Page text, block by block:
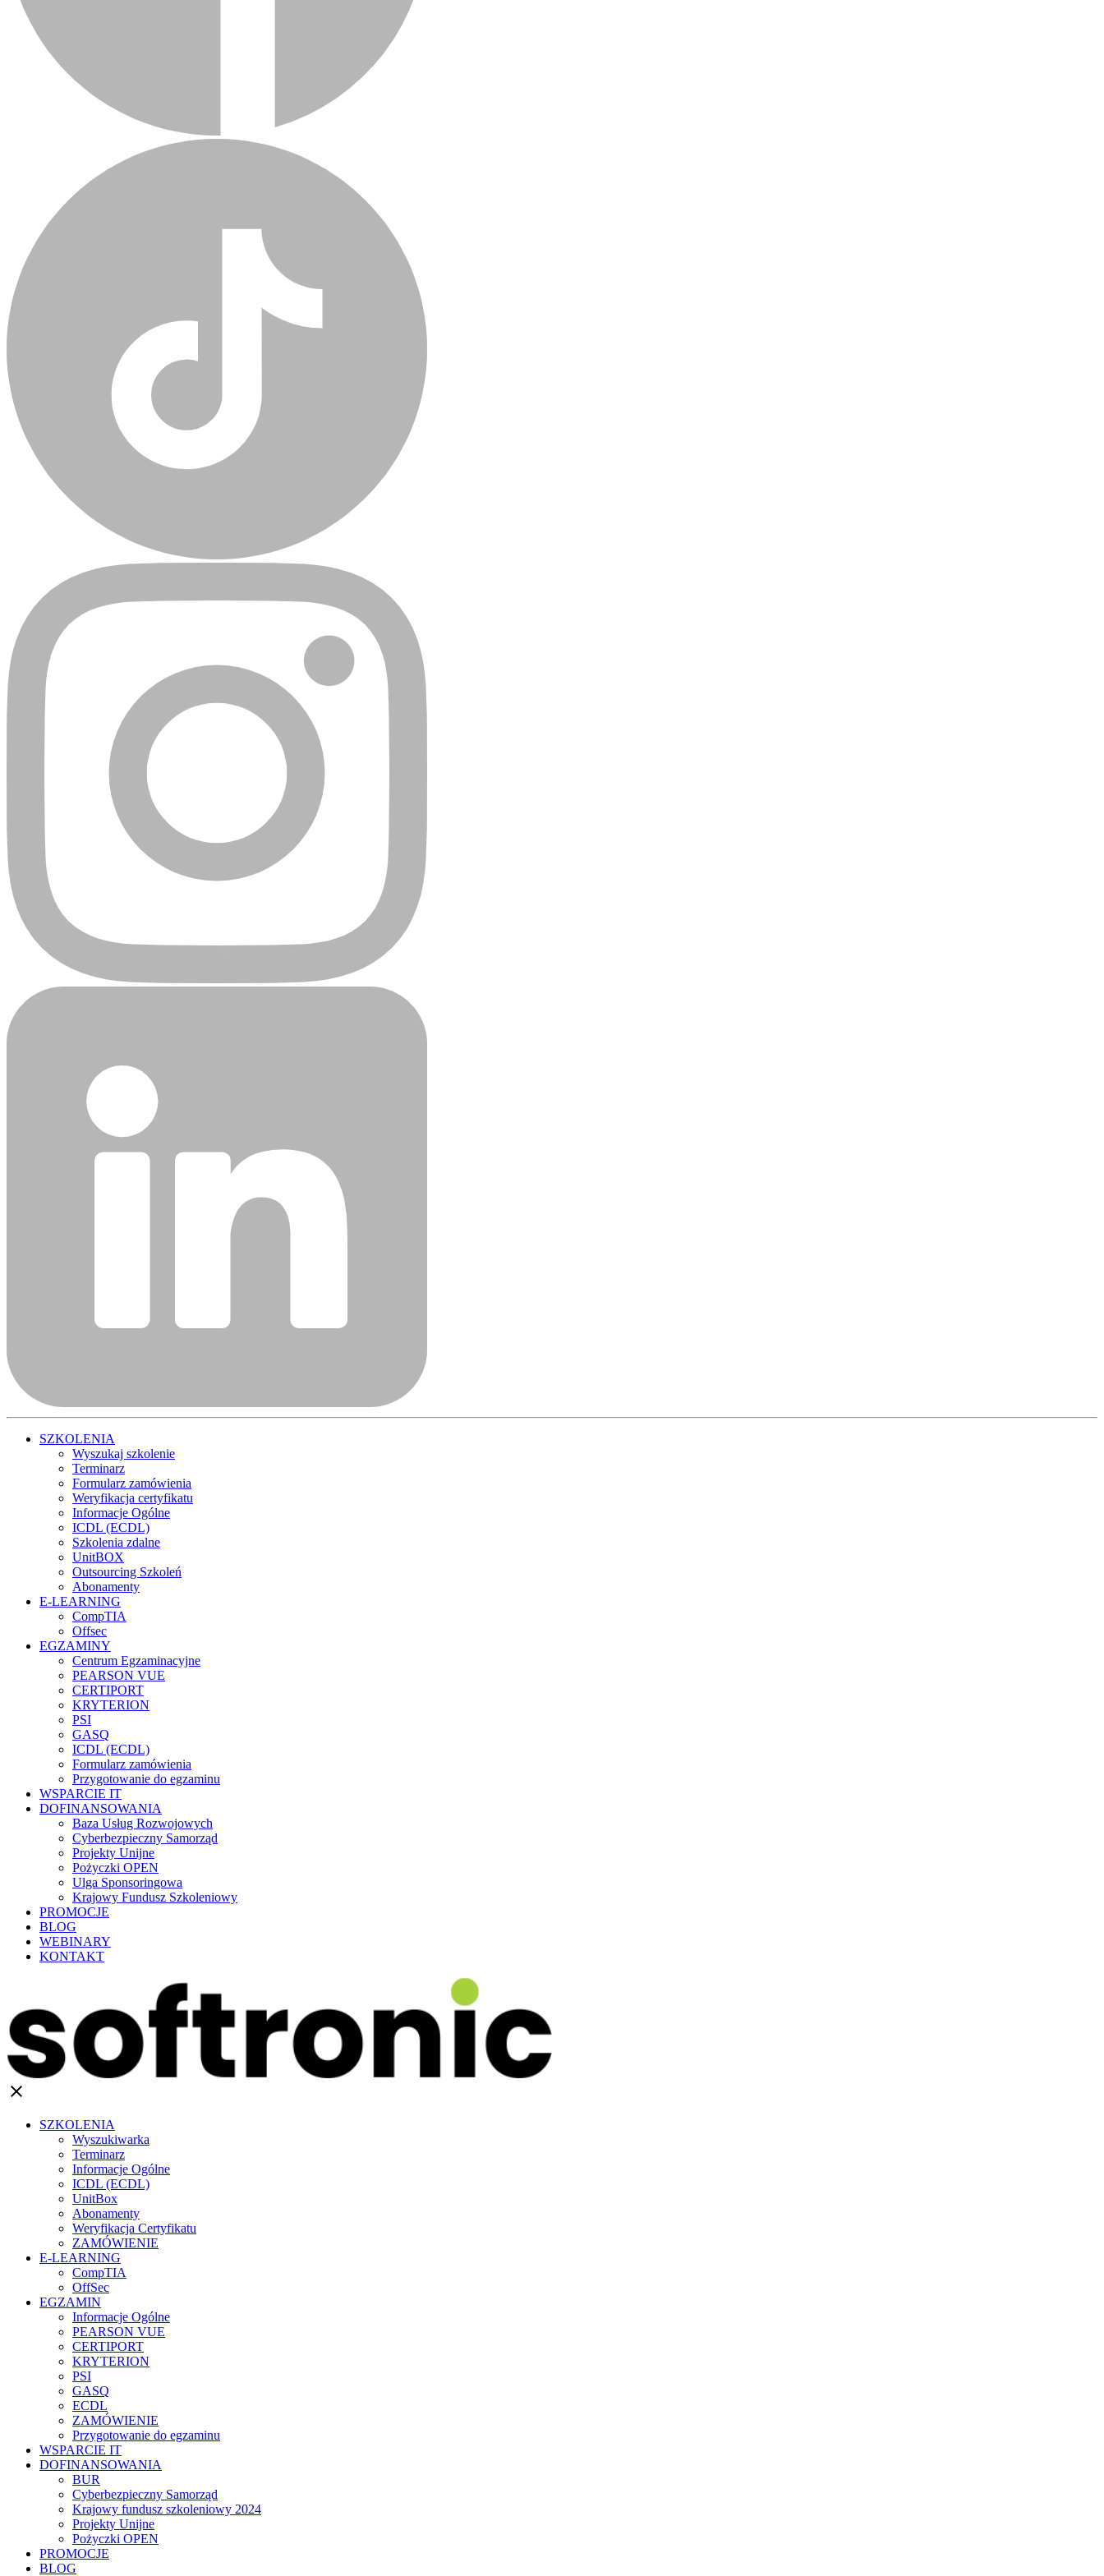
SZKOLENIA
Wyszukaj szkolenie
Terminarz
Formularz zamówienia
Weryfikacja certyfikatu
Informacje Ogólne
ICDL (ECDL)
Szkolenia zdalne
UnitBOX
Outsourcing Szkoleń
Abonamenty
E-LEARNING
CompTIA
Offsec
EGZAMINY
Centrum Egzaminacyjne
PEARSON VUE
CERTIPORT
KRYTERION
PSI
GASQ
ICDL (ECDL)
Formularz zamówienia
Przygotowanie do egzaminu
WSPARCIE IT
DOFINANSOWANIA
Baza Usług Rozwojowych
Cyberbezpieczny Samorząd
Projekty Unijne
Pożyczki OPEN
Ulga Sponsoringowa
Krajowy Fundusz Szkoleniowy
PROMOCJE
BLOG
WEBINARY
KONTAKT
clear
SZKOLENIA
Wyszukiwarka
Terminarz
Informacje Ogólne
ICDL (ECDL)
UnitBox
Abonamenty
Weryfikacja Certyfikatu
ZAMÓWIENIE
E-LEARNING
CompTIA
OffSec
EGZAMIN
Informacje Ogólne
PEARSON VUE
CERTIPORT
KRYTERION
PSI
GASQ
ECDL
ZAMÓWIENIE
Przygotowanie do egzaminu
WSPARCIE IT
DOFINANSOWANIA
BUR
Cyberbezpieczny Samorząd
Krajowy fundusz szkoleniowy 2024
Projekty Unijne
Pożyczki OPEN
PROMOCJE
BLOG